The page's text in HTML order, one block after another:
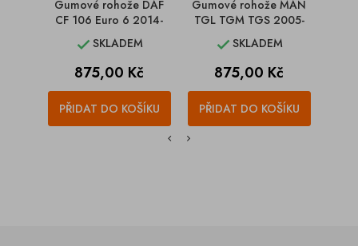
Gumové rohože DAF
CF 106 Euro 6 2014-
SKLADEM
Cena
875,00 Kč
PŘIDAT DO KOŠÍKU
Gumové rohože MAN
TGL TGM TGS 2005-
SKLADEM
Cena
875,00 Kč
PŘIDAT DO KOŠÍKU